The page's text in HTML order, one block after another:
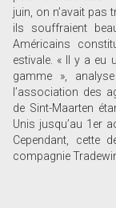
juin, on n’avait pas
ils souffraient
Américains
estivale. « Il y a eu
gamme »,
l’association des
de Sint-Maarten
Unis jusqu’au 1er
Cependant, cette
compagnie